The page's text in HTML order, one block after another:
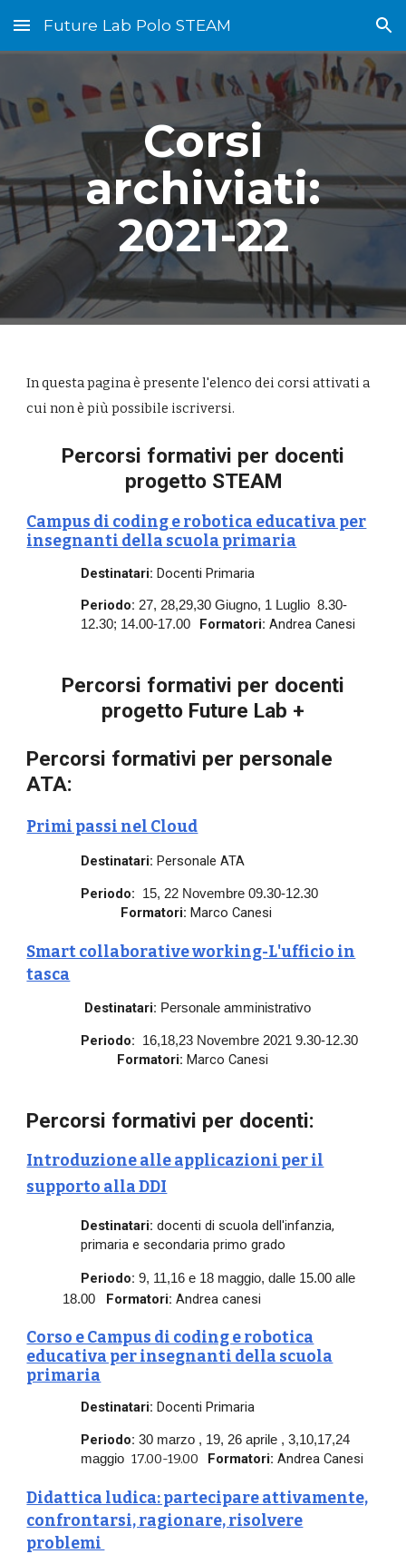
Skip to main content Skip to navigation
Future Lab Polo STEAM
Corsi
archiviati:
2021-22
In questa pagina è presente l'elenco dei corsi attivati a
cui non è più possibile iscriversi.
Percorsi formativi per docenti
progetto STEAM
Campus di coding e robotica educativa per
insegnanti della scuola primaria
Destinatari:Docenti Primaria
Periodo: 27, 28,29,30 Giugno, 1 Luglio 8.30-
12.30; 14.00-17.00
Formatori:Andrea Canesi
Percorsi formativi per docenti
progetto Future Lab +
Percorsi formativi per personale
ATA:
Primi passi nel Cloud
Destinatari: Personale ATA
Periodo:
15, 22 Novembre 09.30-12.30
Formatori:Marco Canesi
Smart collaborative working-L'ufficio in
tasca
Destinatari: Personale amministrativo
Periodo: 16,18,23 Novembre 2021 9.30-12.30
Formatori:Marco Canesi
Percorsi formativi per docenti:
Introduzione alle applicazioni per il
supporto alla DDI
Destinatari:docenti di scuola dell'infanzia,
primaria e secondaria primo grado
Periodo:9, 11,16 e 18 maggio, dalle 15.00 alle
18.00
Formatori:Andrea canesi
Corso e Campus di coding e robotica
educativa per insegnanti della scuola
primaria
Destinatari:Docenti Primaria
Periodo: 30 marzo , 19, 26 aprile ,3,10,17,24
maggio 17.00-19.00 Formatori:Andrea Canesi
Didattica ludica: partecipare attivamente,
confrontarsi, ragionare, risolvere
problemi